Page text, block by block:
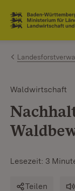
Zum Inhalt
Link zur
Waldwirtschaft
Lesezeit: 3
Teilen